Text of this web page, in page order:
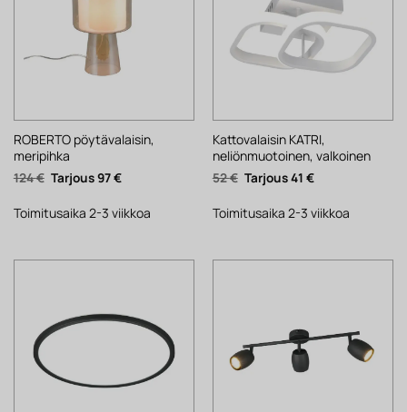
ROBERTO pöytävalaisin,
meripihka
124€ Alkuperäinen
hinta
124 €.
97€Nykyinen
97 €.
Toimitusaika 2-3 viikkoa
Kattovalaisin KATRI,
neliönmuotoinen, valkoinen
52€ Alkuperäinen
hinta
52 €.
41 €Nykyinen
41 €.
Toimitusaika 2-3 viikkoa